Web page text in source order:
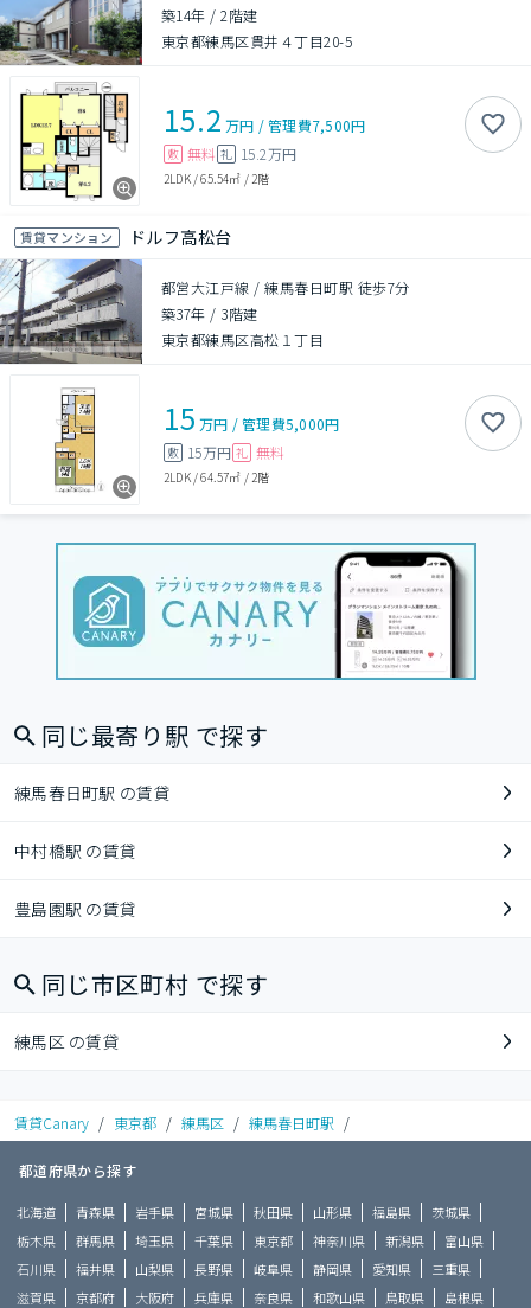
築14年 /2階建
東京都練馬区貫井４丁目20-5
15.2 万円 /管理費7,500円
敷 無料 礼 15.2万円
2LDK/65.54㎡ / 2階
賃貸マンション ドルフ高松台
都営大江戸線 / 練馬春日町駅 徒歩7分
築37年 / 3階建
東京都練馬区高松１丁目
15 万円 /管理費5,000円
敷 15万円 礼 無料
2LDK/64.57㎡ / 2階
同じ最寄り駅 で探す
練馬春日町駅 の賃貸
中村橋駅 の賃貸
豊島園駅 の賃貸
同じ市区町村 で探す
練馬区 の賃貸
賃貸Canary / 東京都 / 練馬区 / 練馬春日町駅 /
都道府県から探す
北海道 青森県 岩手県 宮城県 秋田県 山形県 福島県
茨城県
栃木県
群馬県 埼玉県 千葉県 東京都 神奈川県 新潟県
富山県
石川県
福井県 山梨県 長野県 岐阜県 静岡県 愛知県
三重県
滋賀県
京都府 大阪府 兵庫県 奈良県 和歌山県 鳥取県 島根県